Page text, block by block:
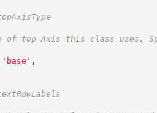
top Axis this class uses.
' base ' ,